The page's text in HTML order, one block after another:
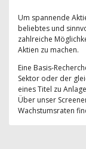
Um spannende
beliebtes und
zahlreiche
Aktien zu machen.
Eine Basis-
Sektor oder der
eines Titel zu
Über unser
Wachstumsraten